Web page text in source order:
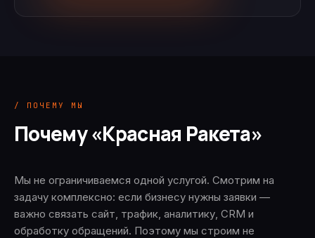
/ ПОЧЕМУ МЫ
Почему «Красная Ракета»
Мы не ограничиваемся одной услугой. Смотрим на
задачу комплексно: если бизнесу нужны заявки —
важно связать сайт, трафик, аналитику, CRM и
обработку обращений. Поэтому мы строим не